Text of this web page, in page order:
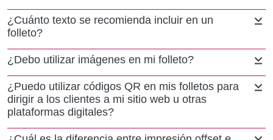
¿Cuánto texto se recomienda incluir en un
folleto?
¿Debo utilizar imágenes en mi folleto?
¿Puedo utilizar códigos QR en mis folletos para
dirigir a los clientes a mi sitio web u otras
plataformas digitales?